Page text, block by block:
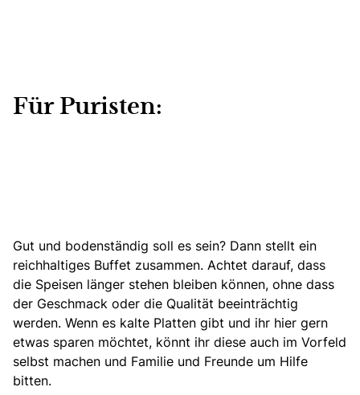
Für Puristen:
Gut und bodenständig soll es sein? Dann stellt ein
reichhaltiges Buffet zusammen. Achtet darauf, dass
die Speisen länger stehen bleiben können, ohne dass
der Geschmack oder die Qualität beeinträchtig
werden. Wenn es kalte Platten gibt und ihr hier gern
etwas sparen möchtet, könnt ihr diese auch im Vorfeld
selbst machen und Familie und Freunde um Hilfe
bitten.